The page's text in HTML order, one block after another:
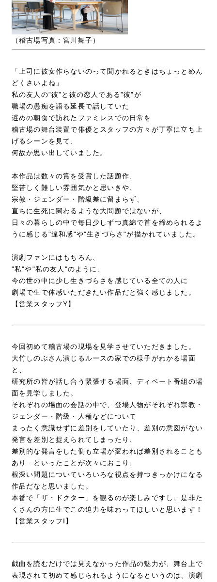
（稽古場写真：宮川舞子）
「上司に彼女作らないのって聞かれるときはちょっとめん
どくさいよね」
私の友人の”彼”と彼の恋人である”彼”が
職場の愚痴を語る延長で話していた
遅めの朝食で訪れたファミレスでの日常を
稽古場の舞台装置で俳優とスタッフの方々が丁寧に立ち上
げるシーンを見て、
何故か思い出していました。
本作品は数々の賞を受賞した話題作、
堅苦しく難しい雰囲気かと思いきや、
宗教・ジェンダー・階級差に留まらず、
直ちに生死に関わるような大問題ではないが、
日々の暮らしの中で毎日少しずつ真綿で首を締められるよ
うに感じる"違和感"や"生きづらさ"が描かれていました。
演劇ファンにはもちろん、
"私"や"私の友人"のように、
今の世の中に少し生きづらさを感じている全ての人に
劇場で生で体感いただきたい作品だと強く感じました。
【営業スタッフY】
今回初めて稽古場の現場を見学させていただきました。
大竹しのぶさん演じるルースの家での様子がわかる場面
と、
研究所の皆が話し合う緊張する場面、ディベート番組の場
面を見学しました。
それぞれの場面の会話の中で、登場人物がそれぞれ宗教・
ジェンダー・階級・人種などについて
まったく意識せずに差別をしていたり、差別の意図がない
発言を差別と捉えられてしまったり、
差別的な発言をした側も立場が変われば差別されることも
あり…といったことが次々におこり、
根深い問題についていろいろな視点を持つきっかけになる
作品だなと思いました。
本番で「ザ・ドクター」を観るのが楽しみですし、是非た
くさんの方に生でこの迫力を味わってほしいと思います！
【営業スタッフI】
戯曲を読むだけでは見えなかった作品の魅力が、舞台上で
表現されて初めて感じられるようになるというのは、演劇